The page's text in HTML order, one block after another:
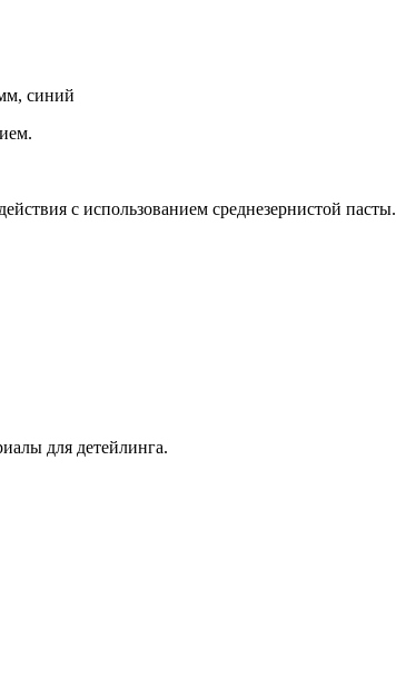
синий
с использованием среднезернистой пасты.
для детейлинга.